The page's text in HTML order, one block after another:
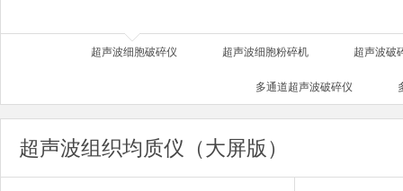
超声波细胞破碎仪 超声波细胞粉碎机 超声波破
多通道超声波破碎仪
超声波组织均质仪（大屏版）